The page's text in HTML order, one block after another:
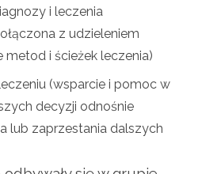
i leczenia
z udzieleniem
metod i ścieżek leczenia)
(wsparcie i pomoc w
decyzji odnośnie
lub zaprzestania dalszych